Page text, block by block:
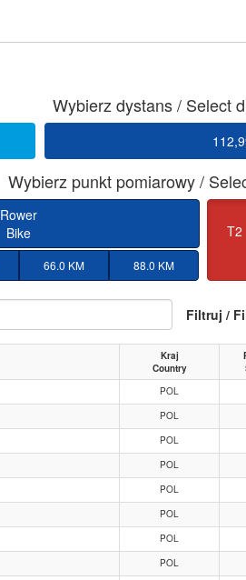
Wybierz dystans / Select
Wybierz punkt pomiarowy /
Rower
Bike
66.0 KM 88.0 KM
T2
Filtruj /
Kraj
Country
POL
POL
POL
POL
POL
POL
POL
POL